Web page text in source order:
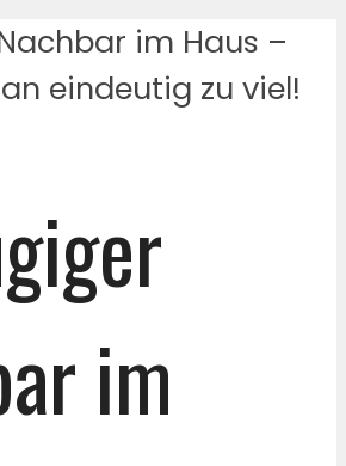
im Haus –
eindeutig zu viel!
im